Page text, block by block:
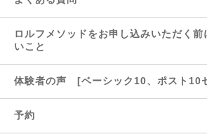
ロルフメソッドをお申し込みいただく前
いこと
体験者の声 [ベーシック10、ポスト10
予約